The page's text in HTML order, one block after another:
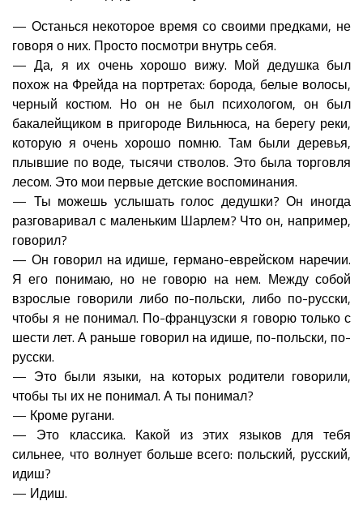
— Останься некоторое время со своими предками, не
говоря о них. Просто посмотри внутрь себя.
— Да, я их очень хорошо вижу. Мой дедушка был
похож на Фрейда на портретах: борода, белые волосы,
черный костюм. Но он не был психологом, он был
бакалейщиком в пригороде Вильнюса, на берегу реки,
которую я очень хорошо помню. Там были деревья,
плывшие по воде, тысячи стволов. Это была торговля
лесом. Это мои первые детские воспоминания.
— Ты можешь услышать голос дедушки? Он иногда
разговаривал с маленьким Шарлем? Что он, например,
говорил?
— Он говорил на идише, германо-еврейском наречии.
Я его понимаю, но не говорю на нем. Между собой
взрослые говорили либо по-польски, либо по-русски,
чтобы я не понимал. По-французски я говорю только с
шести лет. А раньше говорил на идише, по-польски, по-
русски.
— Это были языки, на которых родители говорили,
чтобы ты их не понимал. А ты понимал?
— Кроме ругани.
— Это классика. Какой из этих языков для тебя
сильнее, что волнует больше всего: польский, русский,
идиш?
— Идиш.